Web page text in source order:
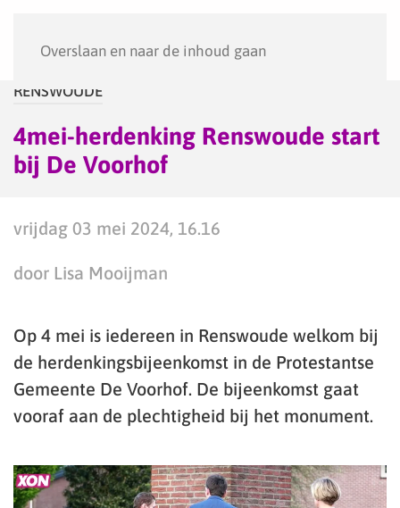
Overslaan en naar de inhoud gaan
RENSWOUDE
4mei-herdenking Renswoude start
bij De Voorhof
vrijdag 03 mei 2024, 16.16
door Lisa Mooijman
Op 4 mei is iedereen in Renswoude welkom bij
de herdenkingsbijeenkomst in de Protestantse
Gemeente De Voorhof. De bijeenkomst gaat
vooraf aan de plechtigheid bij het monument.